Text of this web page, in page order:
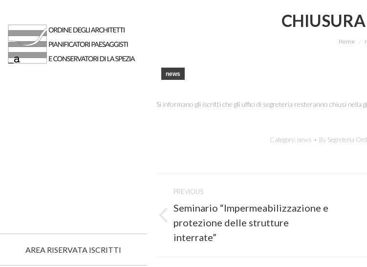
AREA RISERVATA ISCRITTI
Home
news
Si informano gli iscritti che gli uffici di segreteria resteranno chiusi nella
Category: news By Segreteria
navigation
PREVIOUS
Previous
post:
Seminario “Impermeabilizzazione e
protezione delle strutture
interrate”